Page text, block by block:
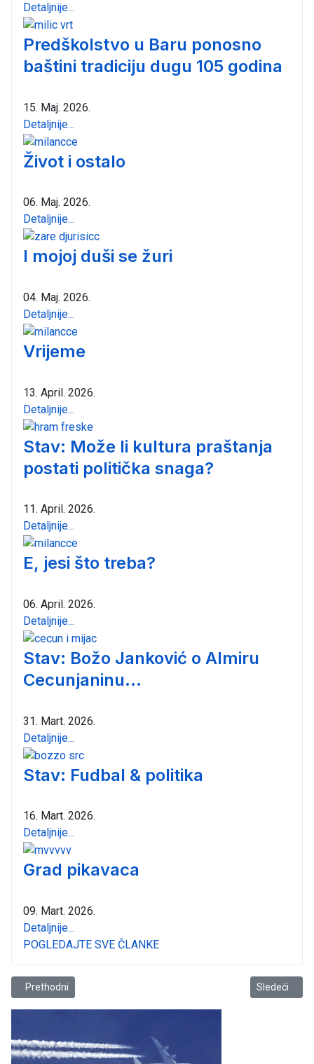
Detaljnije...
Predškolstvo u Baru ponosno
baštini tradiciju dugu 105 godina
15. Maj. 2026.
Detaljnije...
Život i ostalo
06. Maj. 2026.
Detaljnije...
I mojoj duši se žuri
04. Maj. 2026.
Detaljnije...
Vrijeme
13. April. 2026.
Detaljnije...
Stav: Može li kultura praštanja
postati politička snaga?
11. April. 2026.
Detaljnije...
E, jesi što treba?
06. April. 2026.
Detaljnije...
Stav: Božo Janković o Almiru
Cecunjaninu...
31. Mart. 2026.
Detaljnije...
Stav: Fudbal & politika
16. Mart. 2026.
Detaljnije...
Grad pikavaca
09. Mart. 2026.
Detaljnije...
POGLEDAJTE SVE ČLANKE
Prethodni članak: I mojoj duši se žuri
Prethodni Sledeći
Sledeći